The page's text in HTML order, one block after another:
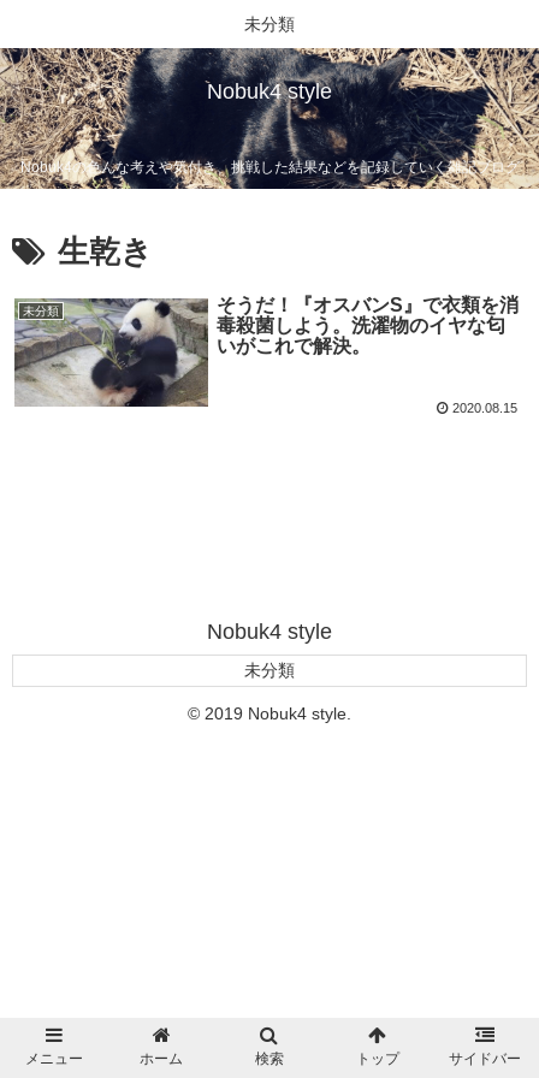
Nobuk4 style
Nobuk4の色んな考えや気付き、挑戦した結果などを記録していく雑記ブログ
未分類
生乾き
未分類
そうだ！『オスバンS』で衣類を消
毒殺菌しよう。洗濯物のイヤな匂
いがこれで解決。
2020.08.15
Nobuk4 style
未分類
© 2019 Nobuk4 style.
メニュー ホーム 検索 トップ サイドバー